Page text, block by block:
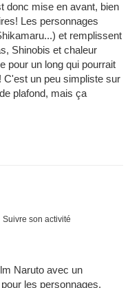
donc mise en avant, bien
Les personnages
et remplissent
Shinobis et chaleur
pour un long qui pourrait
C'est un peu simpliste sur
plafond, mais ça
Suivre son activité
Naruto avec un
les personnages.